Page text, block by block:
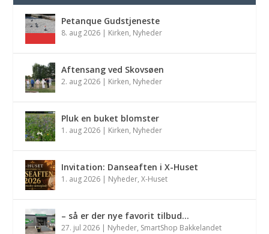
Petanque Gudstjeneste
8. aug 2026 | Kirken, Nyheder
Aftensang ved Skovsøen
2. aug 2026 | Kirken, Nyheder
Pluk en buket blomster
1. aug 2026 | Kirken, Nyheder
Invitation: Danseaften i X-Huset
1. aug 2026 | Nyheder,X-Huset
– så er der nye favorit tilbud…
27. jul 2026 | Nyheder, SmartShop Bakkelandet